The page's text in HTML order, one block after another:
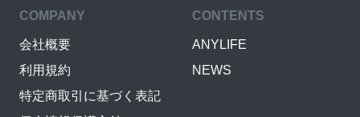
COMPANY
会社概要
利用規約
特定商取引に基づく表記
CONTENTS
ANYLIFE
NEWS